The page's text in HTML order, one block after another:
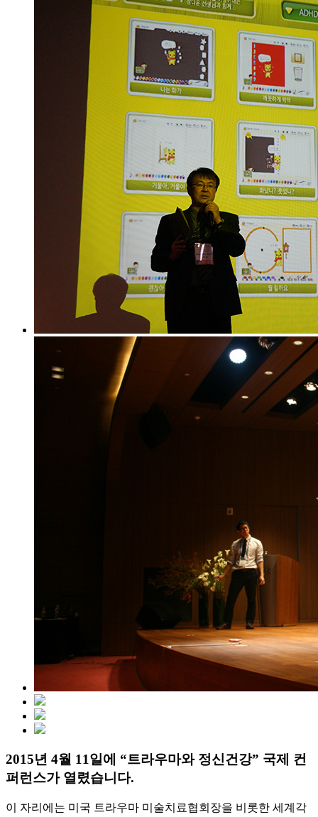
2015년 4월 11일에 “트라우마와 정신건강” 국제 컨
퍼런스가 열렸습니다.
이 자리에는 미국 트라우마 미술치료협회장을 비롯한 세계각